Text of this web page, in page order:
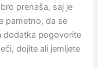
prenaša, saj je
pametno, da se
dodatka pogovorite
dojite ali jemljete